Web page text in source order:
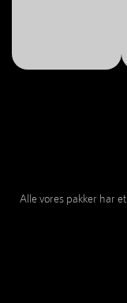
Alle vores pakker har